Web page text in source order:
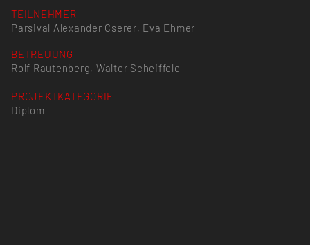
TEILNEHMER
Parsival Alexander Cserer, Eva Ehmer
BETREUUNG
Rolf Rautenberg, Walter Scheiffele
PROJEKTKATEGORIE
Diplom